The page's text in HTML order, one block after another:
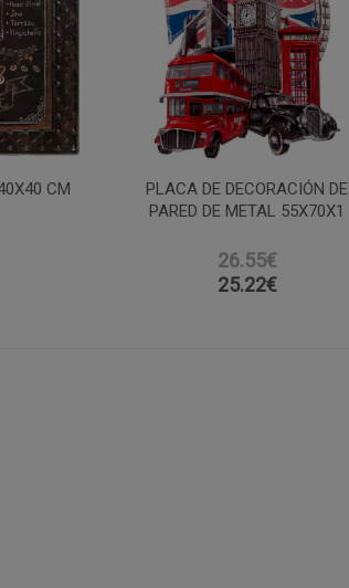
CM
PLACA DE DECORACIÓN DE
PARED DE METAL 55X70X1
26.55€
25.22€